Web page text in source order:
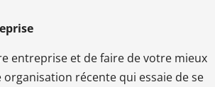
entreprise et de faire de votre mieux
récente qui essaie de se